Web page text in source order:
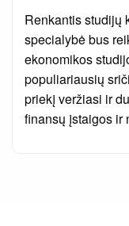
Renkantis studijų
specialybė bus
ekonomikos
populiariausių
priekį veržiasi ir
finansų įstaigos